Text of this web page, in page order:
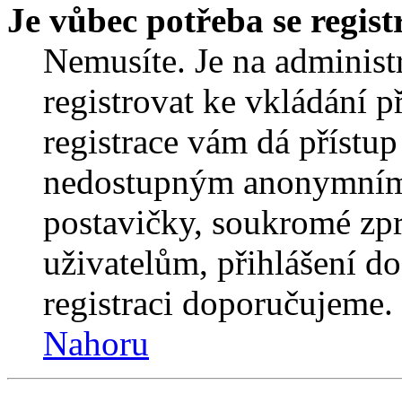
Je vůbec potřeba se
Nemusíte. Je na
registrovat ke vkládání
registrace vám dá
nedostupným
postavičky, soukromé
uživatelům, přihlášení
registraci
Nahoru